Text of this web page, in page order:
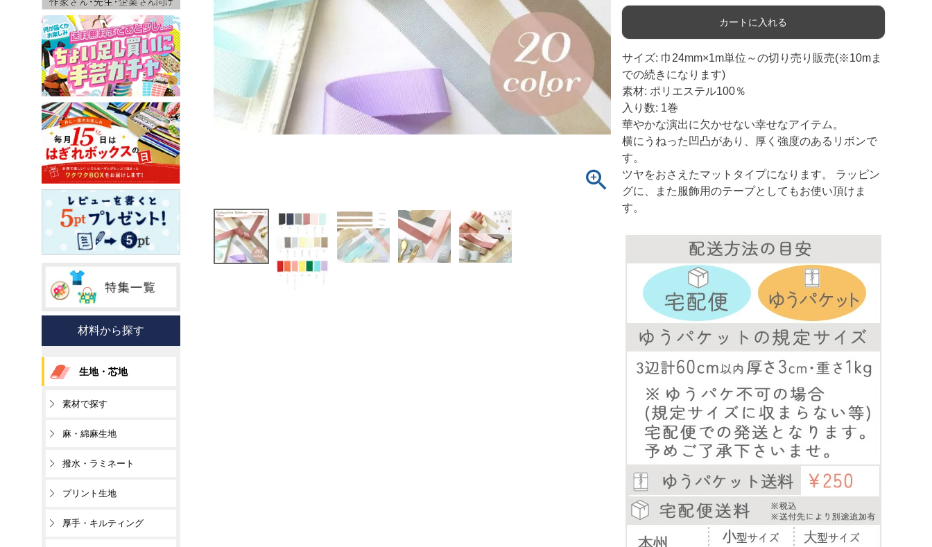
カートに入れる
サイズ: 巾24mm×1m単位～の切り売り販売(※10mま
での続きになります)
素材: ポリエステル100％
入り数: 1巻
華やかな演出に欠かせない幸せなアイテム。
横にうねった凹凸があり、厚く強度のあるリボンで
す。
ツヤをおさえたマットタイプになります。 ラッピン
グに、また服飾用のテープとしてもお使い頂けま
す。
材料から探す
生地・芯地
素材で探す
麻・綿麻生地
撥水・ラミネート
プリント生地
厚手・キルティング